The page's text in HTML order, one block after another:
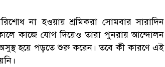
না হওয়ায় শ্রমিকরা সোমবার সারাদিন
কাজে যোগ দিয়েও তারা পুনরায় আন্দোলন
হয়ে পড়তে শুরু করেন। তবে কী কারণে এই